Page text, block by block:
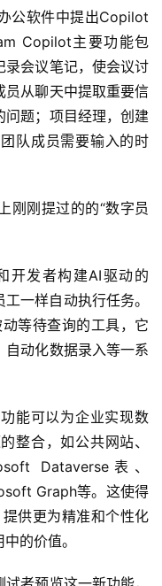
公软件中提出Copilot
Copilot主要功能包
录会议笔记，使会议讨
员从聊天中提取重要信
问题；项目经理，创建
队成员需要输入的时
刚刚提过的的“数字员
开发者构建AI驱动的
一样自动执行任务。
等待查询的工具，它
动化数据录入等一系
能可以为企业实现数
整合，如公共网站、
Dataverse表、
Graph等。这使得
供更为精准和个性化
的价值。